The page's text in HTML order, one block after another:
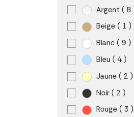
Argent ( 8
Beige ( 1 )
Blanc ( 9 )
Bleu ( 4 )
Jaune ( 2 )
Noir ( 2 )
Rouge ( 3 )